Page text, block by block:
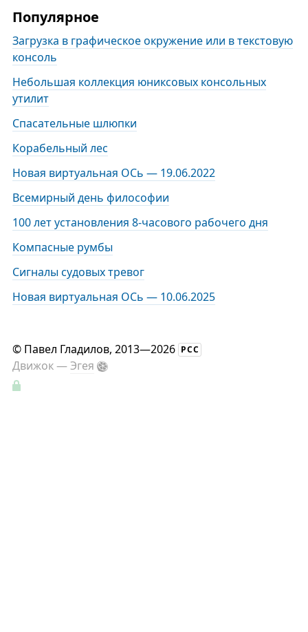
Популярное
Загрузка в графическое окружение или в текстовую
консоль
Небольшая коллекция юниксовых консольных
утилит
Спасательные шлюпки
Корабельный лес
Новая виртуальная ОСь — 19.06.2022
Всемирный день философии
100 лет установления 8-часового рабочего дня
Компасные румбы
Сигналы судовых тревог
Новая виртуальная ОСь — 10.06.2025
© Павел Гладилов, 2013—2026 РСС
Движок —Эгея